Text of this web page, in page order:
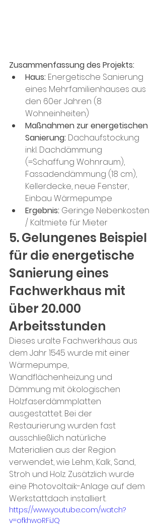
Zusammenfassung des Projekts:
Haus: Energetische Sanierung
eines Mehrfamilienhauses aus
den 60er Jahren (8
Wohneinheiten)
Maßnahmen zur energetischen
Sanierung: Dachaufstockung
inkl. Dachdämmung
(=Schaffung Wohnraum),
Fassadendämmung (18 cm),
Kellerdecke, neue Fenster,
Einbau Wärmepumpe
Ergebnis: Geringe Nebenkosten
/ Kaltmiete für Mieter
5. Gelungenes Beispiel
für die energetische
Sanierung eines
Fachwerkhaus mit
über 20.000
Arbeitsstunden
Dieses uralte Fachwerkhaus aus
dem Jahr 1545 wurde mit einer
Wärmepumpe,
Wandflächenheizung und
Dämmung mit ökologischen
Holzfaserdämmplatten
ausgestattet. Bei der
Restaurierung wurden fast
ausschließlich natürliche
Materialien aus der Region
verwendet, wie Lehm, Kalk, Sand,
Stroh und Holz. Zusätzlich wurde
eine Photovoltaik-Anlage auf dem
Werkstattdach installiert.
https://www.youtube.com/watch?
v=ofkhwoRFiJQ